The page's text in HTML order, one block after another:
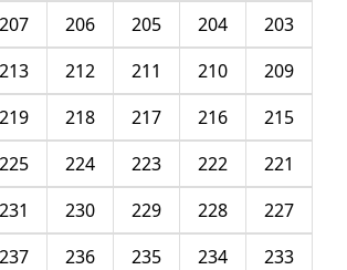
203
204
205
206
207
209
210
211
212
213
215
216
217
218
219
221
222
223
224
225
227
228
229
230
231
233
234
235
236
237